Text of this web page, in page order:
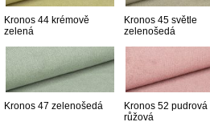
Kronos 44 krémově
zelená
Kronos 45 světle
zelenošedá
Kronos 47 zelenošedá
Kronos 52 pudrová
růžová